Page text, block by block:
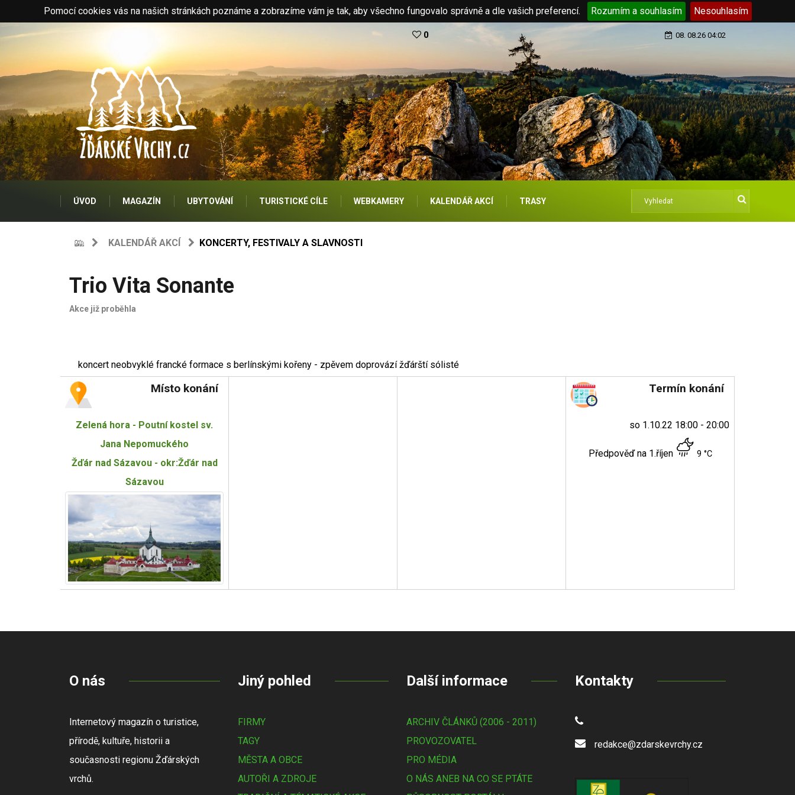
Pomocí cookies vás na našich stránkách poznáme a zobrazíme vám je tak, aby všechno fungovalo správně a dle vašich preferencí. Rozumím a souhlasím Nesouhlasím
0 08. 08.26 04:02
ÚVOD MAGAZÍN UBYTOVÁNÍ TURISTICKÉ CÍLE WEBKAMERY KALENDÁŘ AKCÍ TRASY
KALENDÁŘ AKCÍ KONCERTY, FESTIVALY A SLAVNOSTI
Trio Vita Sonante
Akce již proběhla
koncert neobvyklé francké formace s berlínskými kořeny - zpěvem doprovází žďárští sólisté
Místo konání
Zelená hora - Poutní kostel sv.
Jana Nepomuckého
Žďár nad Sázavou - okr:Žďár nad
Sázavou
Termín konání
so 1.10.22 18:00 - 20:00
Předpověď na 1.říjen 9 °C
O nás
Internetový magazín o turistice,
přírodě, kultuře, historii a
současnosti regionu Žďárských
vrchů.
Jiný pohled
FIRMY
TAGY
MĚSTA A OBCE
AUTOŘI A ZDROJE
Další informace
ARCHIV ČLÁNKŮ (2006 - 2011)
PROVOZOVATEL
PRO MÉDIA
O NÁS ANEB NA CO SE PTÁTE
Kontakty
redakce@zdarskevrchy.cz